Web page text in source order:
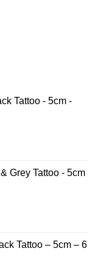
Tattoo - 5cm -
Grey Tattoo - 5cm
Tattoo – 5cm – 6